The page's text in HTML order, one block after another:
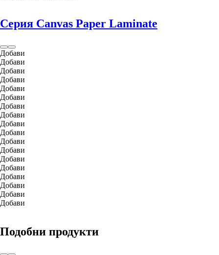
Серия Canvas Paper Laminate
Добави
Добави
Добави
Добави
Добави
Добави
Добави
Добави
Добави
Добави
Добави
Добави
Добави
Добави
Добави
Добави
Добави
Добави
Подобни продукти